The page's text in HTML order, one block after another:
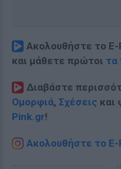
Ακολουθήστε το
και μάθετε πρώτοι τα
Διαβάστε
Ομορφιά, Σχέσεις και
Pink.gr!
Ακολουθήστε το